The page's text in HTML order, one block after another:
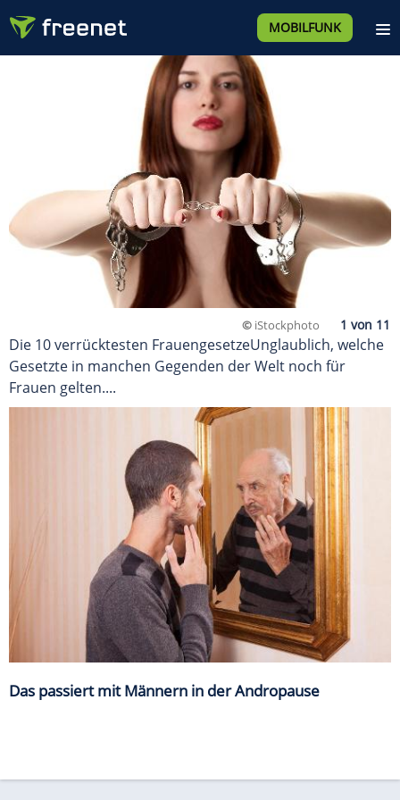
MOBILFUNK
© iStockphoto
Die 10 verrücktesten FrauengesetzeUnglaublich, welche
Gesetzte in manchen Gegenden der Welt noch für
Frauen gelten....
Das passiert mit Männern in der Andropause